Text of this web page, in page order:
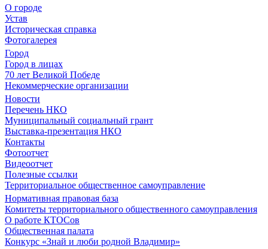
О городе
Устав
Историческая справка
Фотогалерея
Город
Город в лицах
70 лет Великой Победе
Некоммерческие организации
Новости
Перечень НКО
Муниципальный социальный грант
Выставка-презентация НКО
Контакты
Фотоотчет
Видеоотчет
Полезные ссылки
Территориальное общественное самоуправление
Нормативная правовая база
Комитеты территориального общественного самоуправления
О работе КТОСов
Общественная палата
Конкурс «Знай и люби родной Владимир»